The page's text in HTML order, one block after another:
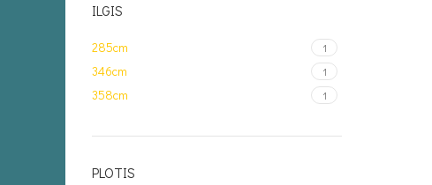
ILGIS
285cm 1
346cm 1
358cm 1
PLOTIS